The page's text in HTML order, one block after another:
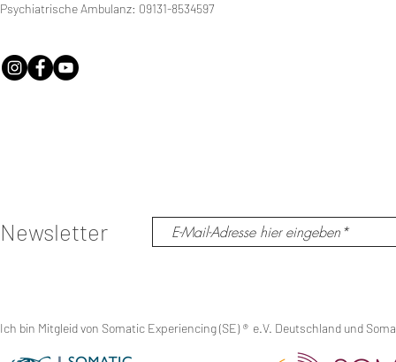
Psychiatrische Ambulanz: 09131-8534597
Newsletter
Ich bin Mitgleid von Somatic Experiencing (SE)® e.V. Deutschland und